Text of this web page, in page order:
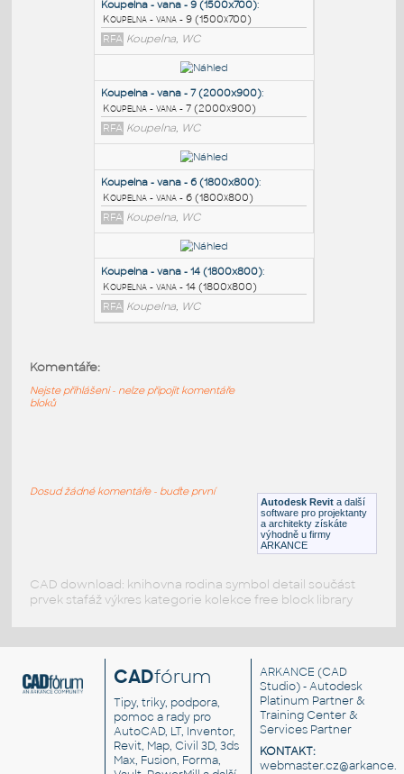
PODOBNÉ BLOKY
Koupelna - vana - 9 (1500x700)
Koupelna - vana - 9 (1500x700)
RFA
Koupelna, WC
Koupelna - vana - 7 (2000x900):
Koupelna - vana - 7 (2000x900)
RFA Koupelna, WC
Koupelna - vana - 14 (1800x800)
Autodesk Revit a další
software pro projektanty
a architekty získáte
výhodně u firmy
ARKANCE
Komentáře:
Nejste přihlášeni - nelze připojit komentáře
bloků
Dosud žádné komentáře - buďte první
CAD download: knihovna rodina symbol detail součást
prvek stafáž výkres kategorie kolekce free block library
CADfórum
Tipy, triky, podpora,
pomoc a rady pro
AutoCAD, LT, Inventor,
Revit, Map, Civil 3D, 3ds
Max, Fusion, Forma,
ARKANCE (CAD
Studio) - Autodesk
Platinum Partner &
Training Center &
Services Partner
KONTAKT: